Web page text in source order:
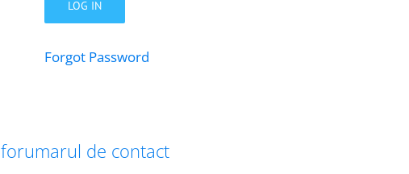
Forgot Password
forumarul de contact